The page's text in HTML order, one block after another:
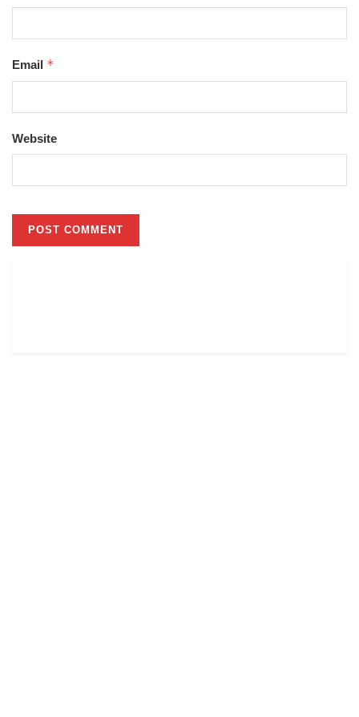
Email *
Website